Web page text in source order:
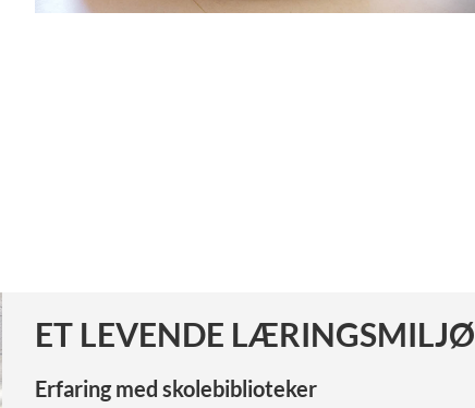
ET LEVENDE LÆRINGSMILJØ
Erfaring med skolebiblioteker